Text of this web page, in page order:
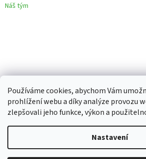
Používáme cookies, abychom Vám
prohlížení webu a díky analýze provozu
zlepšovali jeho funkce, výkon a
Nastavení
Náš tým